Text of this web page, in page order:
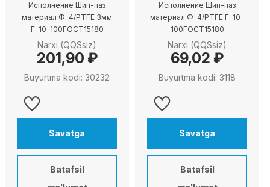
Исполнение Шип-паз
материал Ф-4/PTFE 3мм
Г-10-100ГОСТ15180
Narxi (QQSsiz)
201,90 ₽
Buyurtma kodi: 30232
Savatga
Batafsil
Исполнение Шип-паз
материал Ф-4/PTFE Г-10-
100ГОСТ15180
Narxi (QQSsiz)
69,02 ₽
Buyurtma kodi: 3118
Savatga
Batafsil